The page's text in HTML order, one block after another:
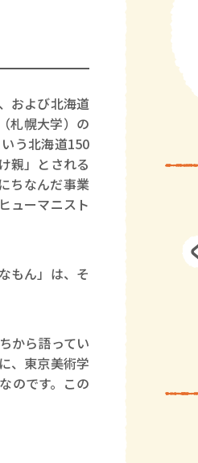
および北海道
札幌大学）の
う北海道150
親」とされる
ちなんだ事業
ューマニスト
もん」は、そ
から語ってい
、東京美術学
のです。この
稼ぎスリーサム！ 二重拘束の…
著／川瀬七緒